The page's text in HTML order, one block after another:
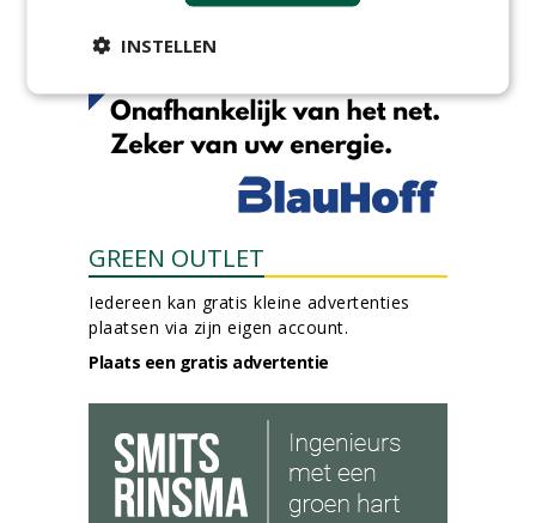
meer Groene Banen
GREEN OUTLET
Iedereen kan gratis kleine advertenties
plaatsen via zijn eigen account.
Plaats een gratis advertentie
INSTELLEN